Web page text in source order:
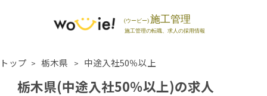
トップ 栃木県 中途入社50％以上
栃木県(中途入社50％以上)の求人